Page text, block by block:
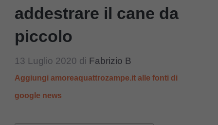
addestrare il cane da
piccolo
13 Luglio 2020 di Fabrizio B
Aggiungi amoreaquattrozampe.it alle fonti di
google news